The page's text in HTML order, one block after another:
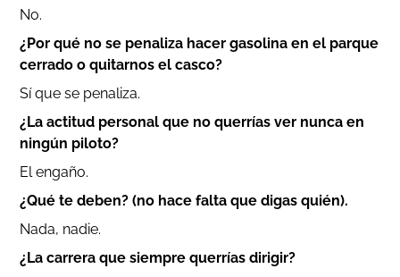
No.
¿Por qué no se penaliza hacer gasolina en el parque
cerrado o quitarnos el casco?
Sí que se penaliza.
¿La actitud personal que no querrías ver nunca en
ningún piloto?
El engaño.
¿Qué te deben? (no hace falta que digas quién).
Nada, nadie.
¿La carrera que siempre querrías dirigir?